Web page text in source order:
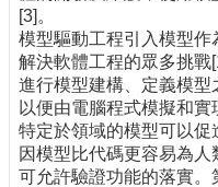
[3]。
模型驅動工程引入模型作
解決軟體工程的眾多挑戰
進行模型建構、定義模型
以便由電腦程式模擬和實
特定於領域的模型可以促
因模型比代碼更容易為
可允許驗證功能的落實